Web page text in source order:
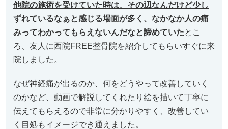
他院の施術を受けていた時は、その辺なんだけど少し
ずれているなぁと感じる場面が多く、なかなか人の痛
みってわかってもらえないんだなと諦めていたとこ
ろ、友人に西院FREE整骨院を紹介してもらいすぐに来
院しました。
なぜ神経痛が出るのか、何をどうやって改善していく
のかなど、動画で解説してくれたり絵を描いて丁寧に
伝えてもらえるので非常に分かりやすく、改善してい
く目処もイメージでき通えました。